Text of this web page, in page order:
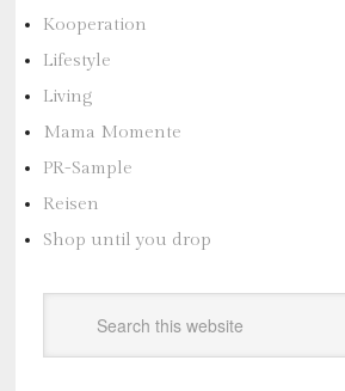
Kooperation
Lifestyle
Living
Mama Momente
PR-Sample
Reisen
Shop until you drop